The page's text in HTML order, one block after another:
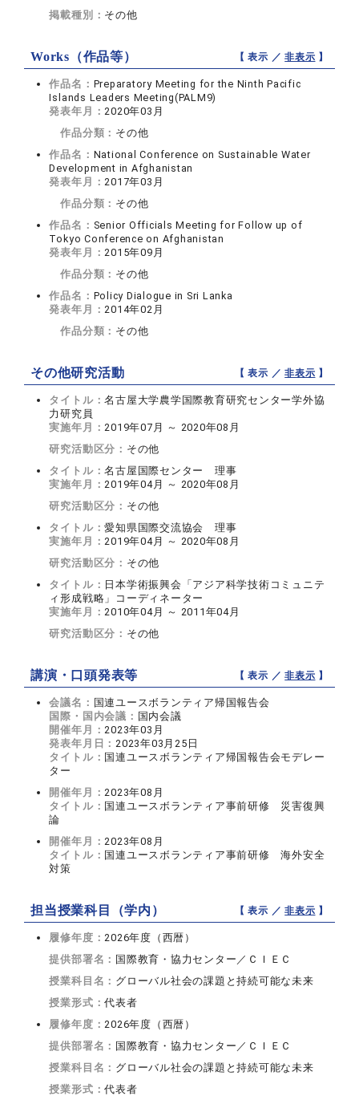
掲載種別： その他
Works（作品等） 【 表示 ／非表示 】
作品名： Preparatory Meeting for the Ninth Pacific
Islands Leaders Meeting(PALM9)
発表年月： 2020年03月
作品分類： その他
作品名： National Conference on Sustainable Water
Development in Afghanistan
発表年月： 2017年03月
作品分類： その他
作品名： Senior Officials Meeting for Follow up of
Tokyo Conference on Afghanistan
発表年月： 2015年09月
作品分類： その他
作品名： Policy Dialogue in Sri Lanka
発表年月： 2014年02月
作品分類： その他
その他研究活動 【 表示 ／非表示 】
タイトル：名古屋大学農学国際教育研究センター学外協
力研究員
実施年月： 2019年07月 ～ 2020年08月
研究活動区分： その他
タイトル：名古屋国際センター 理事
実施年月： 2019年04月 ～ 2020年08月
研究活動区分： その他
タイトル：愛知県国際交流協会 理事
実施年月： 2019年04月 ～ 2020年08月
研究活動区分： その他
タイトル： 日本学術振興会「アジア科学技術コミュニテ
ィ形成戦略」コーディネーター
実施年月： 2010年04月 ～ 2011年04月
研究活動区分： その他
講演・口頭発表等 【 表示 ／非表示 】
会議名： 国連ユースボランティア帰国報告会
国際・国内会議： 国内会議
開催年月： 2023年03月
発表年月日： 2023年03月25日
タイトル： 国連ユースボランティア帰国報告会モデレー
ター
開催年月： 2023年08月
タイトル： 国連ユースボランティア事前研修 災害復興
論
開催年月： 2023年08月
タイトル： 国連ユースボランティア事前研修 海外安全
対策
担当授業科目（学内） 【 表示 ／非表示 】
履修年度： 2026年度（西暦）
提供部署名： 国際教育・協力センター／ＣＩＥＣ
授業科目名： グローバル社会の課題と持続可能な未来
授業形式：代表者
履修年度： 2026年度（西暦）
提供部署名： 国際教育・協力センター／ＣＩＥＣ
授業科目名： グローバル社会の課題と持続可能な未来
授業形式：代表者